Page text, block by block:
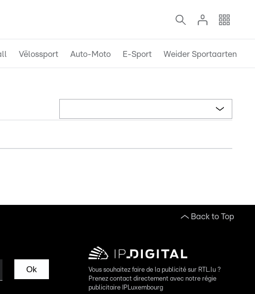
Vëlossport Auto-Moto E-Sport Weider Sportaarten
Back to Top
Ok
Vous souhaitez faire de la publicité sur RTL.lu ?
Prenez contact directement avec notre régie
publicitaire IPLuxembourg